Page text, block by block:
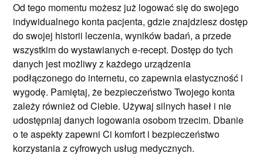
Od tego momentu możesz już logować się do swojego
indywidualnego konta pacjenta, gdzie znajdziesz dostęp
do swojej historii leczenia, wyników badań, a przede
wszystkim do wystawianych e-recept. Dostęp do tych
danych jest możliwy z każdego urządzenia
podłączonego do internetu, co zapewnia elastyczność i
wygodę. Pamiętaj, że bezpieczeństwo Twojego konta
zależy również od Ciebie. Używaj silnych haseł i nie
udostępniaj danych logowania osobom trzecim. Dbanie
o te aspekty zapewni Ci komfort i bezpieczeństwo
korzystania z cyfrowych usług medycznych.